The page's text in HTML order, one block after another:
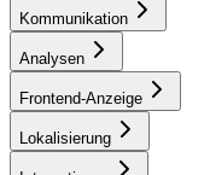
Kommunikation
Analysen
Frontend-Anzeige
Lokalisierung